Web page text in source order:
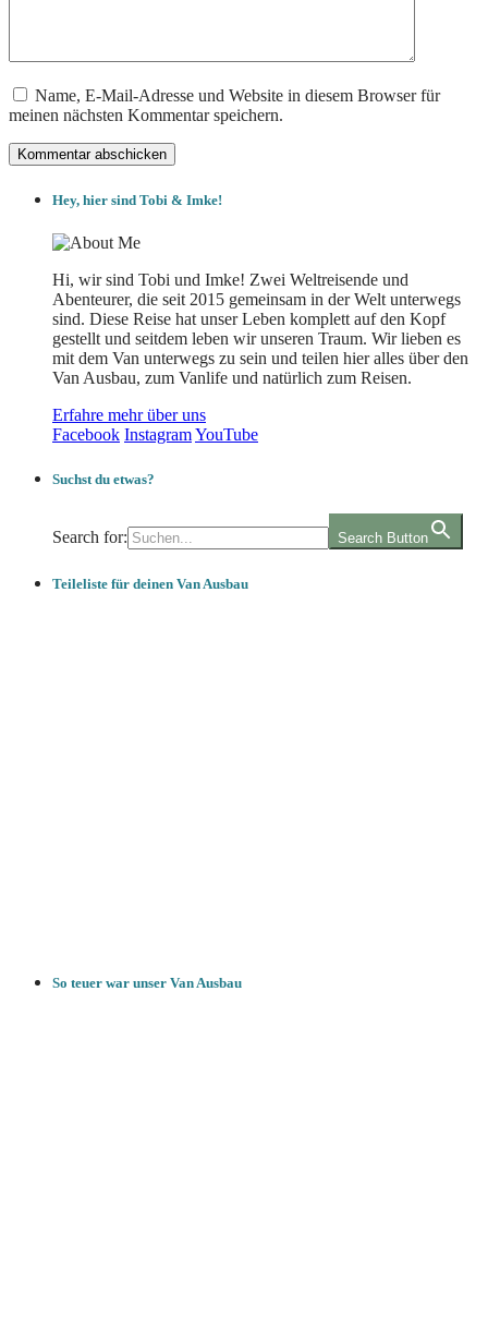
Name, E-Mail-Adresse und Website in diesem Browser für
meinen nächsten Kommentar speichern.
Hey, hier sind Tobi & Imke!
Hi, wir sind Tobi und Imke! Zwei Weltreisende und
Abenteurer, die seit 2015 gemeinsam in der Welt unterwegs
sind. Diese Reise hat unser Leben komplett auf den Kopf
gestellt und seitdem leben wir unseren Traum. Wir lieben es
mit dem Van unterwegs zu sein und teilen hier alles über den
Van Ausbau, zum Vanlife und natürlich zum Reisen.
Erfahre mehr über uns
Facebook InstagramYouTube
Suchst du etwas?
Search for: Search Button
Teileliste für deinen Van Ausbau
So teuer war unser Van Ausbau